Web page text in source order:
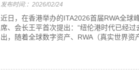
发布时间:：2026/02/24
近日，在香港举办的ITA2026首届RWA全球
席、会长王平首次提出：“纽伦港时代已经
出，随着全球数字资产、RWA（真实世界资